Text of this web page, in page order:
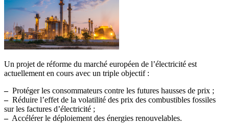
Un projet de réforme du marché européen de l’électricité est
actuellement en cours avec un triple objectif :
–Protéger les consommateurs contre les futures hausses de prix ;
–Réduire l’effet de la volatilité des prix des combustibles fossiles
sur les factures d’électricité ;
–Accélérer le déploiement des énergies renouvelables.